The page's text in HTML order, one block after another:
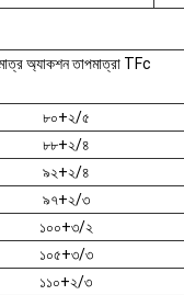
অ্যাকশন তাপমাত্রা TFc
৮০+২/৫
৮৮+২/৪
৯২+২/৪
৯৭+২/৩
১০০+৩/২
১০৫+৩/৩
১১০+২/৩